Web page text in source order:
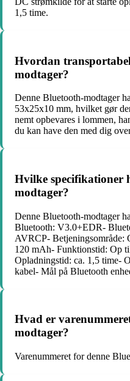
1,5 time.
Hvordan
modtager?
Denne Bluetooth-modtager
53x25x10 mm, hvilket gør
nemt opbevares i lommen,
du kan have den med dig
Hvilke specifikationer
modtager?
Denne Bluetooth-modtager
Bluetooth: V3.0+EDR-
AVRCP- Betjeningsområde:
120 mAh- Funktionstid: Op
Opladningstid: ca. 1,5 time-
kabel- Mål på Bluetooth
Hvad er
modtager?
Varenummeret for denne